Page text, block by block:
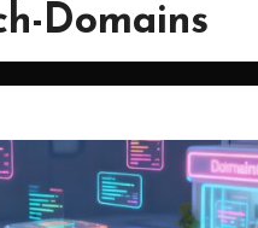
Domains